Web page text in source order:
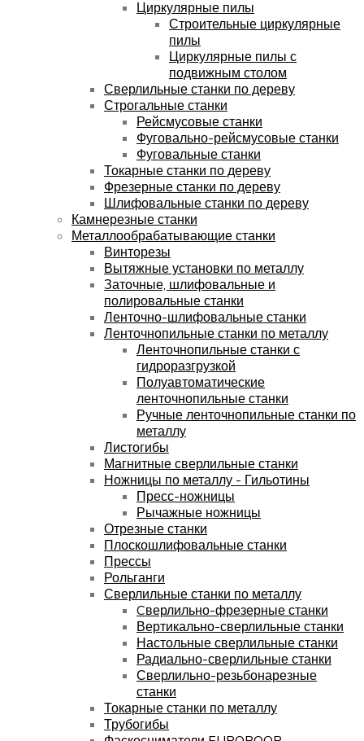
Циркулярные пилы
Строительные циркулярные
пилы
Циркулярные пилы с
подвижным столом
Сверлильные станки по дереву
Строгальные станки
Рейсмусовые станки
Фуговально-рейсмусовые станки
Фуговальные станки
Токарные станки по дереву
Фрезерные станки по дереву
Шлифовальные станки по дереву
Камнерезные станки
Металлообрабатывающие станки
Винторезы
Вытяжные установки по металлу
Заточные, шлифовальные и
полировальные станки
Ленточно-шлифовальные станки
Ленточнопильные станки по металлу
Ленточнопильные станки с
гидроразгрузкой
Полуавтоматические
ленточнопильные станки
Ручные ленточнопильные станки по
металлу
Листогибы
Магнитные сверлильные станки
Ножницы по металлу - Гильотины
Пресс-ножницы
Рычажные ножницы
Отрезные станки
Плоскошлифовальные станки
Прессы
Рольганги
Сверлильные станки по металлу
Cверлильно-фрезерные станки
Вертикально-сверлильные станки
Настольные сверлильные станки
Радиально-сверлильные станки
Сверлильно-резьбонарезные
станки
Токарные станки по металлу
Трубогибы